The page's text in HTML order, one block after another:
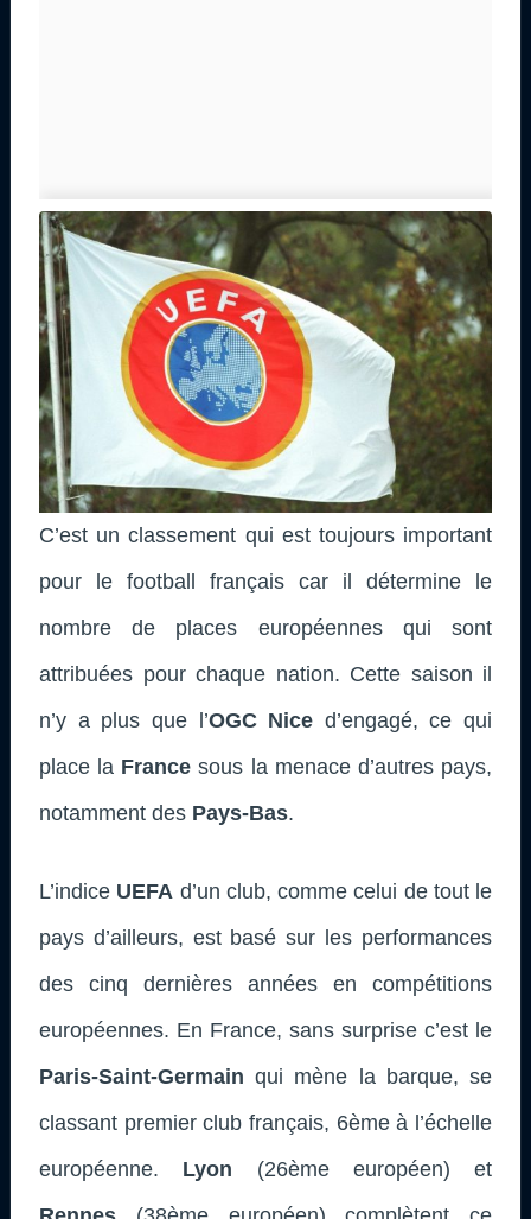
C’est un classement qui est toujours important
pour le football français car il détermine le
nombre de places européennes qui sont
attribuées pour chaque nation. Cette saison il
n’y a plus que l’OGC Nice d’engagé, ce qui
place la France sous la menace d’autres pays,
notamment des Pays-Bas.
L’indice UEFA d’un club, comme celui de tout le
pays d’ailleurs, est basé sur les performances
des cinq dernières années en compétitions
européennes. En France, sans surprise c’est le
Paris-Saint-Germain qui mène la barque, se
classant premier club français, 6ème à l’échelle
européenne. Lyon (26ème européen) et